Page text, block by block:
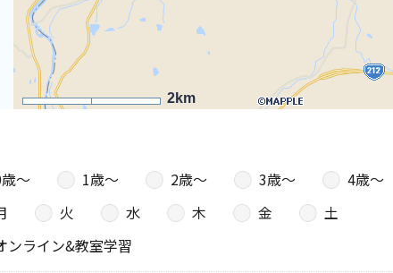
2km
〜 1歳〜 2歳〜 3歳〜 4歳〜
火 水 木 金
土
ンライン&教室学習